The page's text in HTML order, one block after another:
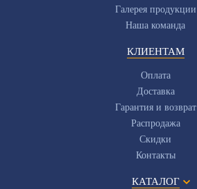
Галерея продукции
Наша команда
КЛИЕНТАМ
Оплата
Доставка
Гарантия и возврат
Распродажа
Скидки
Контакты
КАТАЛОГ